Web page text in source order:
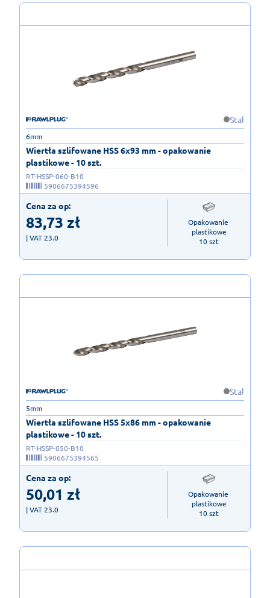
Stal
Wiertła szlifowane HSS 6x93 mm - opakowanie
plastikowe - 10 szt.
6mm
RT-HSSP-060-B10
5906675394596
Cena za op:
83,73 zł
| VAT 23.0
Opakowanie
plastikowe
10 szt
Stal
Wiertła szlifowane HSS 5x86 mm - opakowanie
plastikowe - 10 szt.
5mm
RT-HSSP-050-B10
5906675394565
Cena za op:
50,01 zł
| VAT 23.0
Opakowanie
plastikowe
10 szt